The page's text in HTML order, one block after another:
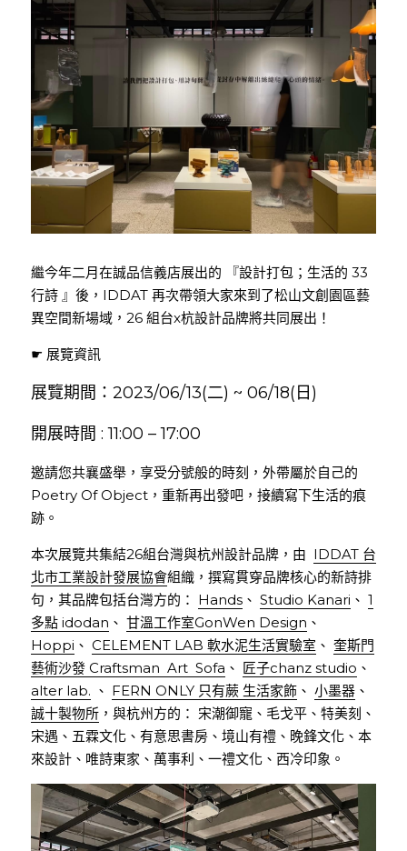
繼今年二月在誠品信義店展出的 『設計打包；生活的 33
行詩 』後，IDDAT 再次帶領大家來到了松山文創園區藝
異空間新場域，26 組台x杭設計品牌將共同展出！
☛ 展覽資訊
展覽期間：2023/06/13(二) ~ 06/18(日)
開展時間 : 11:00 – 17:00
邀請您共襄盛舉，享受分號般的時刻，外帶屬於自己的
Poetry Of Object，重新再出發吧，接續寫下生活的痕
跡。
本次展覽共集結26組台灣與杭州設計品牌，由 IDDAT 台
北市工業設計發展協會組織，撰寫貫穿品牌核心的新詩排
句，其品牌包括台灣方的： Hands 、 Studio Kanari 、 1
多點 idodan 、 甘溫工作室GonWen Design
Hoppi 、 CELEMENT LAB 軟水泥生活實驗室 、 奎斯門
藝術沙發 Craftsman  Art  Sofa 、 匠子chanz studio
alter lab. 、 FERN ONLY 只有蕨 生活家飾 、 小墨器
誠十製物所 ，與杭州方的： 宋潮御寵、毛戈平、特美刻、
宋遇、五霖文化、有意思書房、境山有禮、晚鋒文化、本
來設計、唯詩東家、萬事利、一禮文化、西冷印象。